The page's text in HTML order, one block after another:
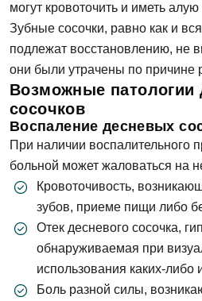
могут кровоточить и иметь алую
Зубные сосочки, равно как и
подлежат восстановлению, не
они были утрачены по причине
Возможные патологии
сосочков
Воспаление десневых
При наличии воспалительного
больной может жаловаться на
Кровоточивость,
зубов, приеме пищи либо
Отек десневого сосочка,
обнаруживаемая при
использования каких-либо
Боль разной силы,